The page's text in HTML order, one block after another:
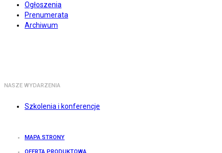
Ogłoszenia
Prenumerata
Archiwum
NASZE WYDARZENIA
Szkolenia i konferencje
MAPA STRONY